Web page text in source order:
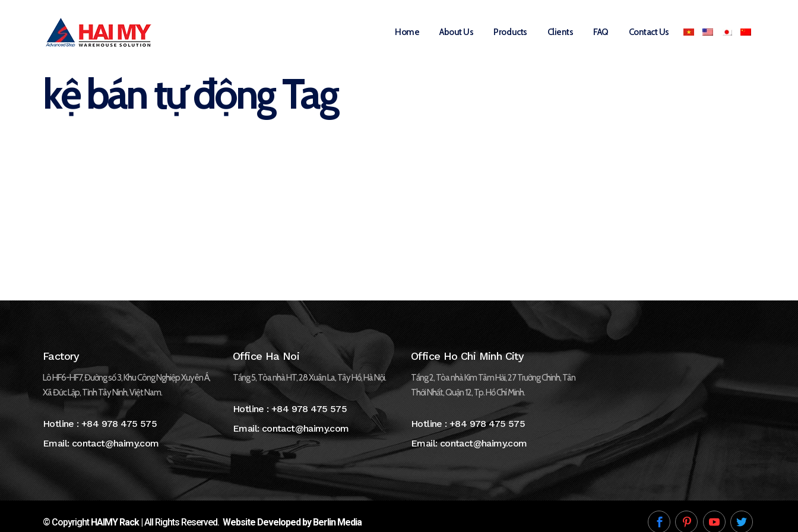
Home About Us Products Clients FAQ Contact Us
kệ bán tự động Tag
Factory
Lô HF6-HF7, Đường số 3, Khu Công Nghiệp Xuyên Á,
Xã Đức Lập, Tỉnh Tây Ninh, Việt Nam.
Hotline :+84 978 475 575
Email:contact@haimy.com
Office Ha Noi
Tầng 5, Tòa nhà HT, 28 Xuân La, Tây Hồ, Hà Nội.
Hotline :+84 978 475 575
Email:contact@haimy.com
Office Ho Chi Minh City
Tầng 2, Tòa nhà Kim Tâm Hải, 27 Trường Chinh, Tân
Thới Nhất, Quận 12, Tp. Hồ Chí Minh.
Hotline :+84 978 475 575
Email:contact@haimy.com
© CopyrightHAIMY Rack| All Rights Reserved. Website Developed by Berlin Media